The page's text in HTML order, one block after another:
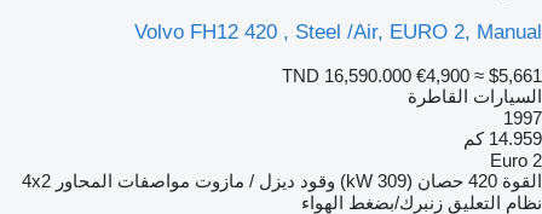
Volvo FH12 420 , Steel /Air, EURO 2, Manual
TND 16,590.000 €4,900 ≈ $5,661
السيارات القاطرة
1997
14.959 كم
Euro 2
القوة 420 حصان (309 kW) وقود ديزل / مازوت مواصفات المحاور 4x2
نظام التعليق زنبرك/بضغط الهواء